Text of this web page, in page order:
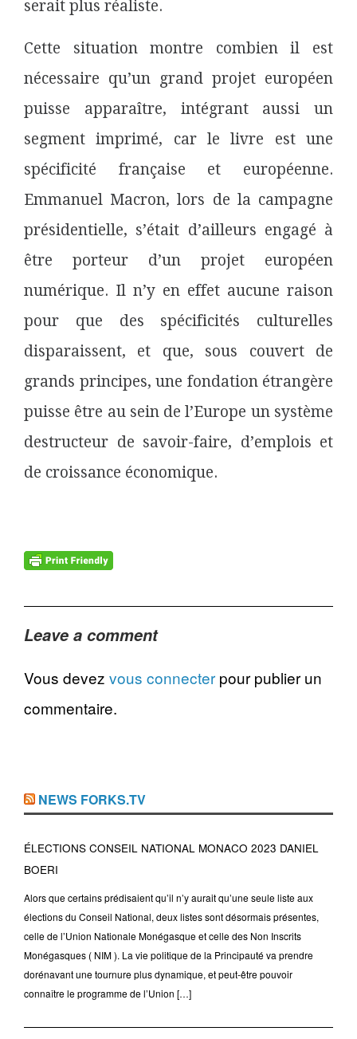
serait plus réaliste.
Cette situation montre combien il est
nécessaire qu’un grand projet européen
puisse apparaître, intégrant aussi un
segment imprimé, car le livre est une
spécificité française et européenne.
Emmanuel Macron, lors de la campagne
présidentielle, s’était d’ailleurs engagé à
être porteur d’un projet européen
numérique. Il n’y en effet aucune raison
pour que des spécificités culturelles
disparaissent, et que, sous couvert de
grands principes, une fondation étrangère
puisse être au sein de l’Europe un système
destructeur de savoir-faire, d’emplois et
de croissance économique.
Leave a comment
Vous devez vous connecter pour publier un
commentaire.
NEWS FORKS.TV
ÉLECTIONS CONSEIL NATIONAL MONACO 2023 DANIEL
BOERI
Alors que certains prédisaient qu’il n’y aurait qu’une seule liste aux
élections du Conseil National, deux listes sont désormais présentes,
celle de l’Union Nationale Monégasque et celle des Non Inscrits
Monégasques ( NIM ). La vie politique de la Principauté va prendre
dorénavant une tournure plus dynamique, et peut-être pouvoir
connaître le programme de l’Union […]